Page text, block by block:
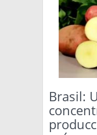
Brasil: